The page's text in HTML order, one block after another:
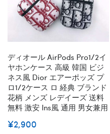
ディオール AirPods Pro1/2イ
ヤホンケース 高級 韓国 ビジ
ネス風 Dior エアーポッズ プ
ロ1/2ケース ロ 経典 ブランド
花柄 メンズ レデイーズ 送料
無料 激安 Ins風 通用 男女兼用
¥2,900